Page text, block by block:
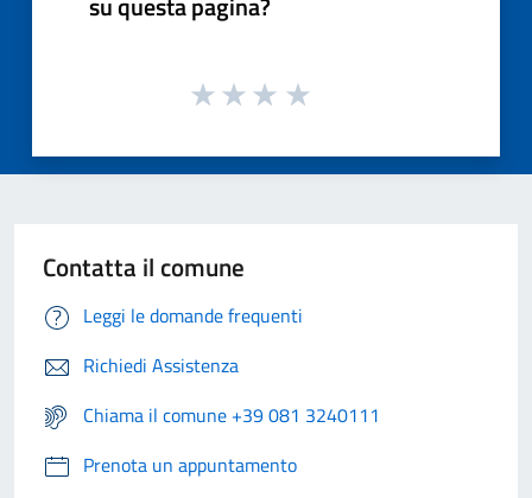
Contatta il comune
Leggi le domande frequenti
Richiedi Assistenza
Chiama il comune +39 081 3240111
Prenota un appuntamento